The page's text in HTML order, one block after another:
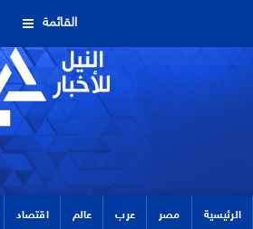
القائمة
الرئيسية مصر عرب عالم اقتصاد